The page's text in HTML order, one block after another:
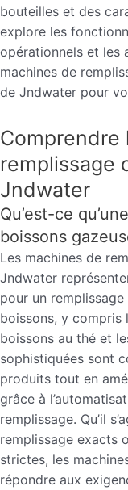
bouteilles et des
explore les
opérationnels et les
machines de
de Jndwater pour
Comprendre
remplissage
Jndwater
Qu’est-ce
boissons
Les machines de
Jndwater
pour un
boissons, y compris
boissons au thé et
sophistiquées sont
produits tout en
grâce à
remplissage. Qu’il
remplissage exacts
strictes, les
répondre aux